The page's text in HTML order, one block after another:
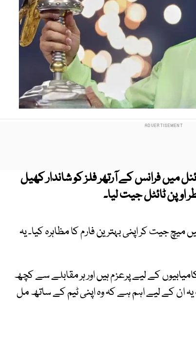
میں فرانس کے آرتھر فلز کو شاندار کھیل
ایک کھلاڑی نے صرف 50 منٹ میں میچ جیت کر اپنی بہترین فارم کا مظاہرہ کیا۔ یہ
کے لیے پرعزم ہیں اور ہر مقابلے سے کچھ
ان کے لیے اہم ہے کہ وہ اپنی ٹیم کے ساتھ مل